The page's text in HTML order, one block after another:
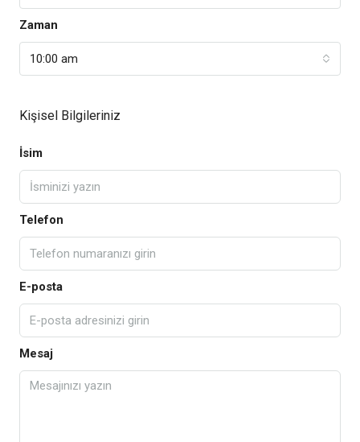
Zaman
10:00 am
Kişisel Bilgileriniz
İsim
Telefon
E-posta
Mesaj